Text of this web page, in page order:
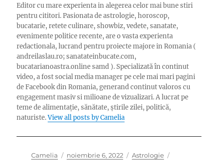
Editor cu mare experienta in alegerea celor mai bune stiri
pentru cititori. Pasionata de astrologie, horoscop,
bucatarie, retete culinare, showbiz, vedete, sanatate,
evenimente politice recente, are o vasta experienta
redactionala, lucrand pentru proiecte majore in Romania (
andreilaslau.ro; sanatateinbucate.com,
bucatarianoastra.online samd ). Specializată în continut
video, a fost social media manager pe cele mai mari pagini
de Facebook din Romania, generand continut valoros cu
engagement masiv si milioane de vizualizari. A lucrat pe
teme de alimentație, sănătate, știrile zilei, politică,
naturiste.View all posts by Camelia
Author
Camelia
Posted
noiembrie 6, 2022 Categories
Astrologie